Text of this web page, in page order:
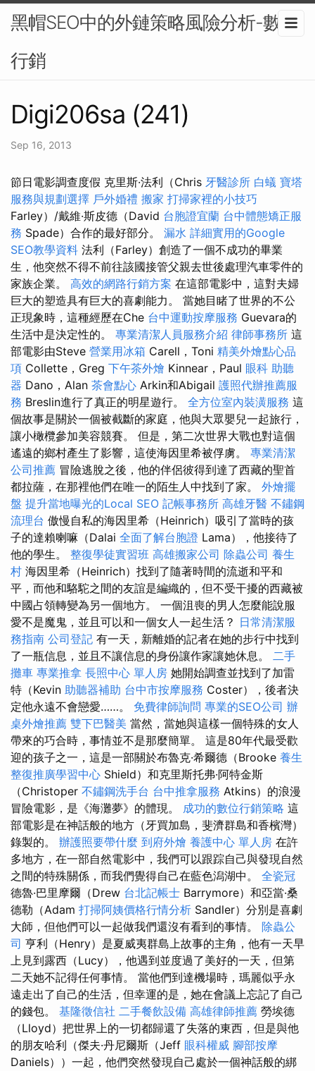
黑帽SEO中的外鏈策略風險分析-數位
行銷
Digi206sa (241)
Sep 16, 2013
節日電影調查度假 克里斯·法利（Chris 牙醫診所 白蟻 寶塔
服務與規劃選擇 戶外婚禮 搬家 打掃家裡的小技巧
Farley）/戴維·斯皮德（David 台胞證宜蘭 台中體態矯正服
務 Spade）合作的最好部分。 漏水 詳細實用的Google
SEO教學資料 法利（Farley）創造了一個不成功的畢業
生，他突然不得不前往該國接管父親去世後處理汽車零件的
家族企業。 高效的網路行銷方案 在這部電影中，這對夫婦
巨大的塑造具有巨大的喜劇能力。 當她目睹了世界的不公
正現象時，這種經歷在Che 台中運動按摩服務 Guevara的
生活中是決定性的。 專業清潔人員服務介紹 律師事務所 這
部電影由Steve 營業用冰箱 Carell，Toni 精美外燴點心品
項 Collette，Greg 下午茶外燴 Kinnear，Paul 眼科 助聽
器 Dano，Alan 茶會點心 Arkin和Abigail 護照代辦推薦服
務 Breslin進行了真正的明星遊行。 全方位室內裝潢服務 這
個故事是關於一個被截斷的家庭，他與大眾嬰兒一起旅行，
讓小橄欖參加美容競賽。 但是，第二次世界大戰也對這個
遙遠的鄉村產生了影響，這使海因里希被俘虜。 專業清潔
公司推薦 冒險逃脫之後，他的伴侶彼得到達了西藏的聖首
都拉薩，在那裡他們在唯一的陌生人中找到了家。 外燴擺
盤 提升當地曝光的Local SEO 記帳事務所 高雄牙醫 不鏽鋼
流理台 傲慢自私的海因里希（Heinrich）吸引了當時的孩
子的達賴喇嘛（Dalai 全面了解台胞證 Lama），他接待了
他的學生。 整復學徒實習班 高雄搬家公司 除蟲公司 養生
村 海因里希（Heinrich）找到了隨著時間的流逝和平和
平，而他和駱駝之間的友誼是編織的，但不受干擾的西藏被
中國占領轉變為另一個地方。 一個沮喪的男人怎麼能說服
愛不是魔鬼，並且可以和一個女人一起生活？ 日常清潔服
務指南 公司登記 有一天，新離婚的記者在她的步行中找到
了一瓶信息，並且不讓信息的身份讓作家讓她休息。 二手
攤車 專業推拿 長照中心 單人房 她開始調查並找到了加雷
特（Kevin 助聽器補助 台中市按摩服務 Coster），後者決
定他永遠不會戀愛……。 免費律師詢問 專業的SEO公司 辦
桌外燴推薦 雙下巴醫美 當然，當她與這樣一個特殊的女人
帶來的巧合時，事情並不是那麼簡單。 這是80年代最受歡
迎的孩子之一，這是一部關於布魯克·希爾德（Brooke 養生
整復推廣學習中心 Shield）和克里斯托弗·阿特金斯
（Christoper 不鏽鋼洗手台 台中推拿服務 Atkins）的浪漫
冒險電影，是《海灘夢》的體現。 成功的數位行銷策略 這
部電影是在神話般的地方（牙買加島，斐濟群島和香檳灣）
錄製的。 辦護照要帶什麼 到府外燴 養護中心 單人房 在許
多地方，在一部自然電影中，我們可以跟踪自己與發現自然
之間的特殊關係，而我們覺得自己在藍色潟湖中。 全瓷冠
德魯·巴里摩爾（Drew 台北記帳士 Barrymore）和亞當·桑
德勒（Adam 打掃阿姨價格行情分析 Sandler）分別是喜劇
大師，但他們可以一起做我們還沒有看到的事情。 除蟲公
司 亨利（Henry）是夏威夷群島上故事的主角，他有一天早
上見到露西（Lucy），他遇到並度過了美好的一天，但第
二天她不記得任何事情。 當他們到達機場時，瑪麗似乎永
遠走出了自己的生活，但幸運的是，她在會議上忘記了自己
的錢包。 基隆徵信社 二手餐飲設備 高雄律師推薦 勞埃德
（Lloyd）把世界上的一切都歸還了失落的東西，但是與他
的朋友哈利（傑夫·丹尼爾斯（Jeff 眼科權威 腳部按摩
Daniels））一起，他們突然發現自己處於一個神話般的綁